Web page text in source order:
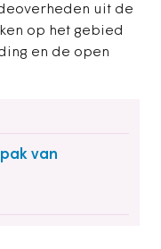
uit de
op het gebied
en de open
van